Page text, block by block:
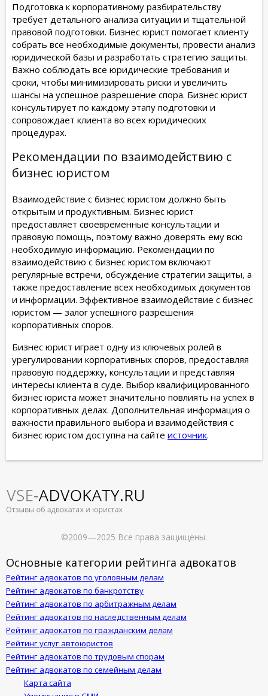
Подготовка к корпоративному разбирательству
требует детального анализа ситуации и тщательной
правовой подготовки. Бизнес юрист помогает клиенту
собрать все необходимые документы, провести анализ
юридической базы и разработать стратегию защиты.
Важно соблюдать все юридические требования и
сроки, чтобы минимизировать риски и увеличить
шансы на успешное разрешение спора. Бизнес юрист
консультирует по каждому этапу подготовки и
сопровождает клиента во всех юридических
процедурах.
Рекомендации по взаимодействию с
бизнес юристом
Взаимодействие с бизнес юристом должно быть
открытым и продуктивным. Бизнес юрист
предоставляет своевременные консультации и
правовую помощь, поэтому важно доверять ему всю
необходимую информацию. Рекомендации по
взаимодействию с бизнес юристом включают
регулярные встречи, обсуждение стратегии защиты, а
также предоставление всех необходимых документов
и информации. Эффективное взаимодействие с бизнес
юристом — залог успешного разрешения
корпоративных споров.
Бизнес юрист играет одну из ключевых ролей в
урегулировании корпоративных споров, предоставляя
правовую поддержку, консультации и представляя
интересы клиента в суде. Выбор квалифицированного
бизнес юриста может значительно повлиять на успех в
корпоративных делах. Дополнительная информация о
важности правильного выбора и взаимодействия с
бизнес юристом доступна на сайте источник.
©2009—2025 Все права защищены.
Основные категории рейтинга адвокатов
Рейтинг адвокатов по уголовным делам
Рейтинг адвокатов по банкротству
Рейтинг адвокатов по арбитражным делам
Рейтинг адвокатов по наследственным делам
Рейтинг адвокатов по гражданским делам
Рейтинг услуг автоюристов
Рейтинг адвокатов по трудовым спорам
Рейтинг адвокатов по семейным делам
Карта сайта